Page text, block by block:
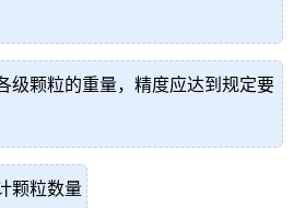
级颗粒的重量，精度应达到规定要
颗粒数量